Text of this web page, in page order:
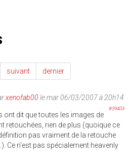
suivant dernier
xenofab00 le mar 06/03/2007 à 20h14
#39403
ont dit que toutes les images de
retouchées, rien de plus (quoique ce
pas vraiment de la retouche
Ce n'est pas spécialement heavenly